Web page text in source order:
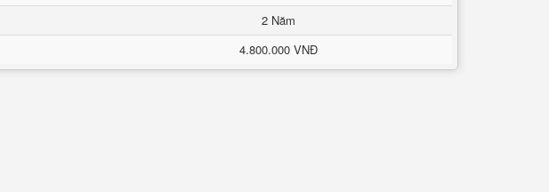
2 Năm
4.800.000 VNĐ